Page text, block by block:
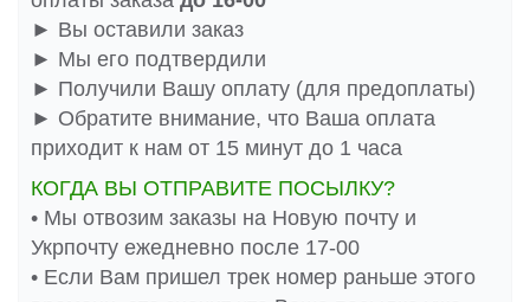
► Вы оставили заказ
► Мы его подтвердили
► Получили Вашу оплату (для предоплаты)
► Обратите внимание, что Ваша оплата
приходит к нам от 15 минут до 1 часа
КОГДА ВЫ ОТПРАВИТЕ ПОСЫЛКУ?
• Мы отвозим заказы на Новую почту и
Укрпочту ежедневно после 17-00
• Если Вам пришел трек номер раньше этого